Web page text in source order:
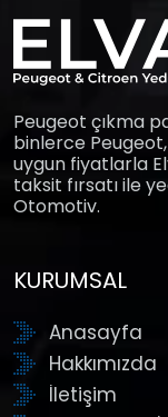
Peugeot çıkma
binlerce
uygun fiyatlarla
taksit fırsatı ile
Otomotiv.
KURUMSAL
Anasayfa
Hakkımızda
İletişim